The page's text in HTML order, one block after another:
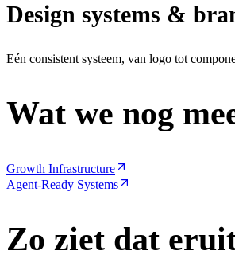
Design systems &
Eén consistent systeem, van logo tot
Wat we nog
Growth Infrastructure
Agent-Ready Systems
Zo ziet dat